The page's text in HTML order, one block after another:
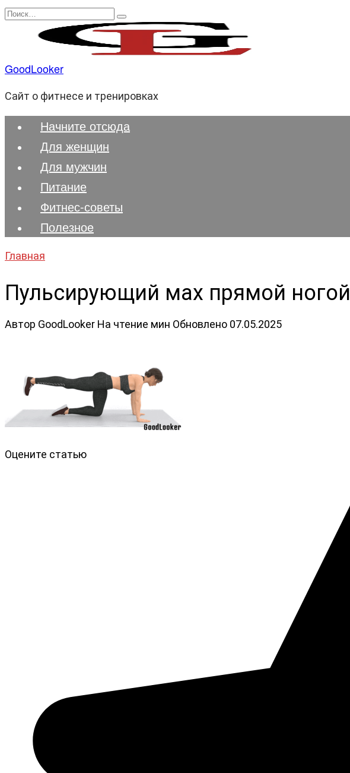
Перейти
содержанию
Search
GoodLooker
Сайт о фитнесе и тренировках
Начните отсюда
Для женщин
Для мужчин
Питание
Фитнес-советы
Полезноe
Главная
Пульсирующий мах прямой ногой
Автор GoodLooker На чтение мин Обновлено 07.05.2025
Оцените статью